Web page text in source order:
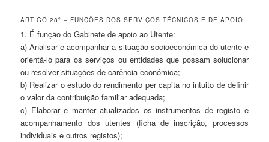
ARTIGO 28º – FUNÇÕES DOS SERVIÇOS TÉCNICOS E DE APOIO
1. É função do Gabinete de apoio ao Utente:
a) Analisar e acompanhar a situação socioeconómica do utente e
orientá-lo para os serviços ou entidades que possam solucionar
ou resolver situações de carência económica;
b) Realizar o estudo do rendimento per capita no intuito de definir
o valor da contribuição familiar adequada;
c) Elaborar e manter atualizados os instrumentos de registo e
acompanhamento dos utentes (ficha de inscrição, processos
individuais e outros registos);